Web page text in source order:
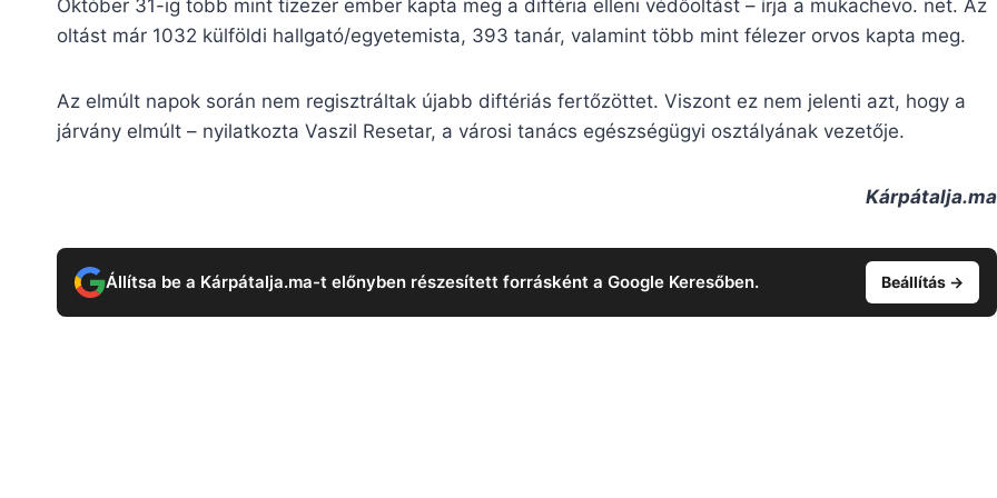
Október 31-ig több mint tízezer ember kapta meg a diftéria elleni védőoltást – írja a mukachevo. net. Az
oltást már 1032 külföldi hallgató/egyetemista, 393 tanár, valamint több mint félezer orvos kapta meg.
Az elmúlt napok során nem regisztráltak újabb diftériás fertőzöttet. Viszont ez nem jelenti azt, hogy a
járvány elmúlt – nyilatkozta Vaszil Resetar, a városi tanács egészségügyi osztályának vezetője.
Kárpátalja.ma
Állítsa be a Kárpátalja.ma-t előnyben részesített forrásként a Google Keresőben. Beállítás →